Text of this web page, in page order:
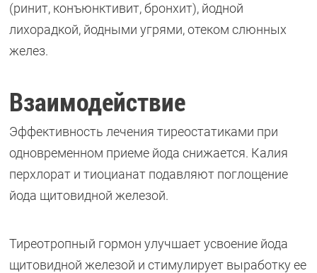
(ринит, конъюнктивит, бронхит), йодной
лихорадкой, йодными угрями, отеком слюнных
желез.
Взаимодействие
Эффективность лечения тиреостатиками при
одновременном приеме йода снижается. Калия
перхлорат и тиоцианат подавляют поглощение
йода щитовидной железой.
Тиреотропный гормон улучшает усвоение йода
щитовидной железой и стимулирует выработку ее